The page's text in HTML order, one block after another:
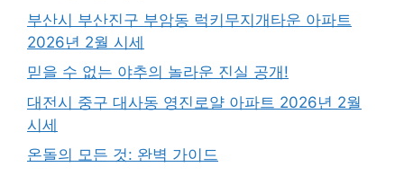
부산시 부산진구 부암동 럭키무지개타운 아파트
2026년 2월 시세
믿을 수 없는 야추의 놀라운 진실 공개!
대전시 중구 대사동 영진로얄 아파트 2026년 2월
시세
온돌의 모든 것: 완벽 가이드